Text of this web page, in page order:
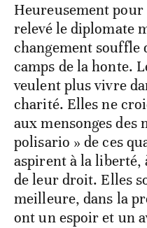
Heureusement
relevé le diplomate
changement souffle
camps de la honte.
veulent plus vivre
charité. Elles ne
aux mensonges des
polisario » de ces
aspirent à la liberté,
de leur droit. Elles
meilleure, dans la
ont un espoir et un